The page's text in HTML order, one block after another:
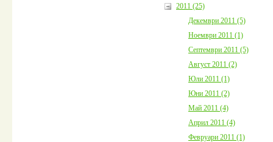
2011 (25)
Декември 2011 (5)
Ноември 2011 (1)
Септември 2011 (5)
Август 2011 (2)
Юли 2011 (1)
Юни 2011 (2)
Май 2011 (4)
Април 2011 (4)
Февруари 2011 (1)